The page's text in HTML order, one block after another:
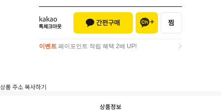
이벤트 페이포인트 적립 혜택 2배 UP!
상품 주소 복사하기
상품정보